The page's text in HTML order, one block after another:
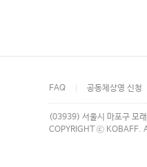
FAQ 공동체상영 신청
(03939) 서울시 마포구 모
COPYRIGHT ⓒ KOBAFF.